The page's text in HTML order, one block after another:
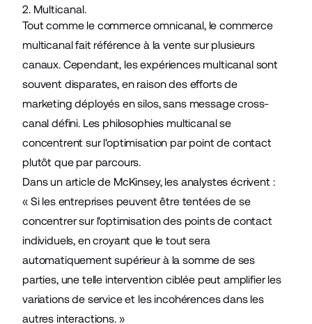
2. Multicanal.
Tout comme le commerce omnicanal, le commerce
multicanal fait référence à la vente sur plusieurs
canaux. Cependant, les expériences multicanal sont
souvent disparates, en raison des efforts de
marketing déployés en silos, sans message cross-
canal défini. Les philosophies multicanal se
concentrent sur l'optimisation par point de contact
plutôt que par parcours.
Dansun article de McKinsey, les analystes écrivent :
« Si les entreprises peuvent être tentées de se
concentrer sur l'optimisation des points de contact
individuels, en croyant que le tout sera
automatiquement supérieur à la somme de ses
parties, une telle intervention ciblée peut amplifier les
variations de service et les incohérences dans les
autres interactions. »